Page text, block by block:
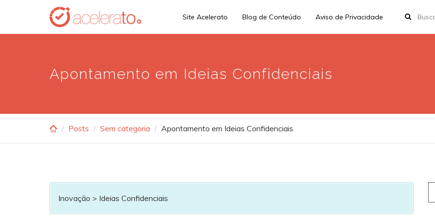
main
Site Acelerato Blog de Conteúdo Aviso de Privacidade
Apontamento em Ideias Confidenciais
Posts Sem categoria Apontamento em Ideias Confidenciais
Inovação > Ideias Confidenciais